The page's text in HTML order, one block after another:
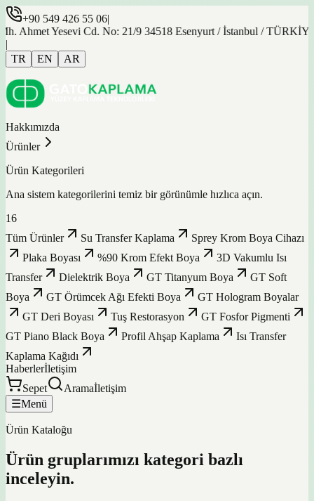
+90 549 426 55 06|
Yesevi Cd. No: 21/9 34518 Esenyurt / İstanbul / TÜRKİYE
|
TR
EN AR
Hakkımızda
Ürünler
Ürün Kategorileri
Ana sistem kategorilerini temiz bir görünümle hızlıca açın.
16
Tüm Ürünler
Su Transfer Kaplama
Sprey Krom Boya Cihazı
Plaka Boyası
%90 Krom Efekt Boya
3D Vakumlu Isı
Transfer
Dielektrik Boya GT Titanyum Boya
GT Soft
Boya
GT Örümcek Ağı Efekti Boya
GT Hologram Boyalar
GT Deri Boyası
Tuş Restorasyon
GT Fosfor Pigmenti
GT Piano Black Boya
Profil Ahşap Kaplama
Isı Transfer
Kaplama Kağıdı
Haberlerİletişim
Sepet
Aramaİletişim
☰Menü
Ürün Kataloğu
Ürün gruplarımızı kategori bazlı
inceleyin.